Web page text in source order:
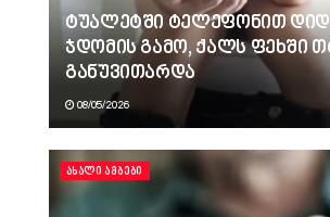
ტუალეტში ტელეფონით
ჯდომის გამო, ქალს ფეხში
განუვითარდა
08/05/2026
ᲐᲮᲐᲚᲘ ᲐᲛᲑᲔᲑᲘ